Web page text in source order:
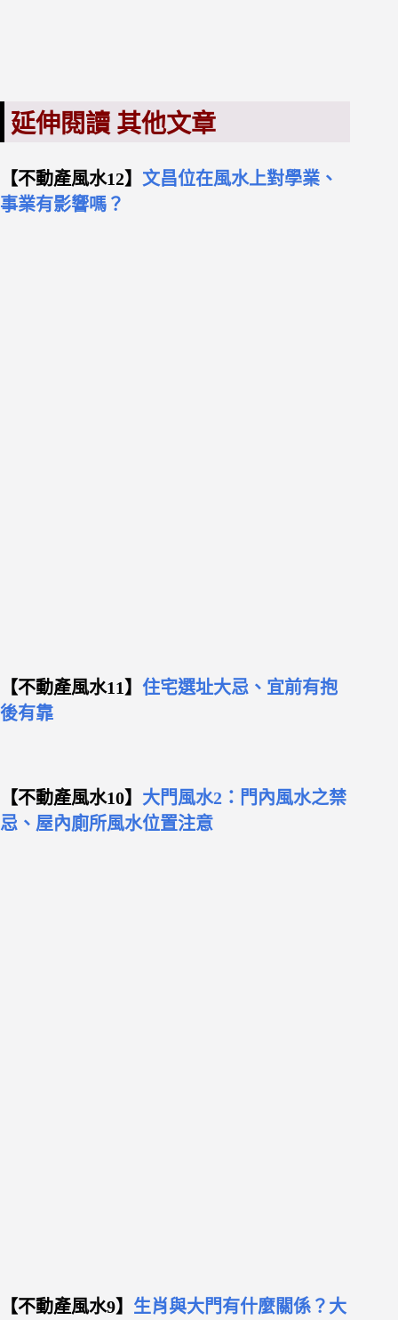
延伸閱讀 其他文章
【不動產風水12】 文昌位在風水上對學業、
事業有影響嗎？
【不動產風水11】 住宅選址大忌、宜前有抱
後有靠
【不動產風水10】 大門風水2：門內風水之禁
忌、屋內廁所風水位置注意
【不動產風水9】 生肖與大門有什麼關係？大